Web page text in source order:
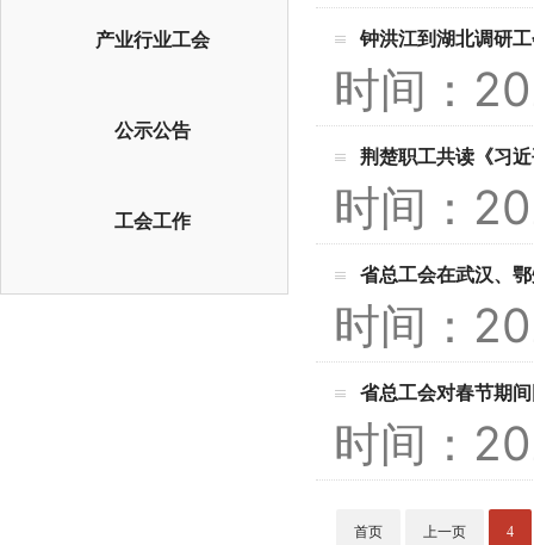
产业行业工会
公示公告
工会工作
钟洪江到湖北调研
时间：
荆楚职工共读《习
时间：
省总工会在武汉、
时间：
省总工会对春节期
时间：
首页 上一页 4